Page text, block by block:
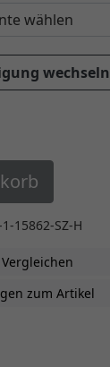
wechseln
15862-SZ-H
Vergleichen
zum Artikel